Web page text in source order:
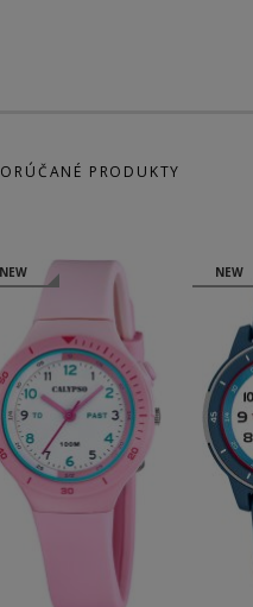
PRODUKTY
NEW NEW